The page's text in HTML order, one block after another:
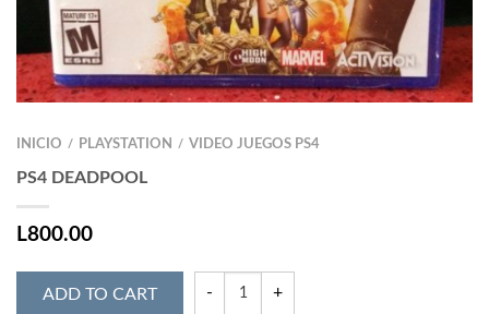
INICIO / PLAYSTATION / VIDEO JUEGOS PS4
PS4 DEADPOOL
L800.00
ADD TO CART